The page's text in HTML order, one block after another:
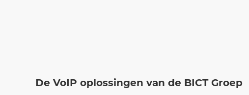
De VoIP oplossingen van de BICT Groep